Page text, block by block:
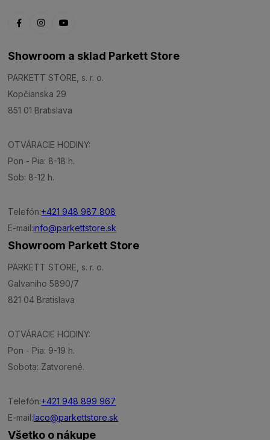
Showroom a sklad Parkett Store
PARKETT STORE, s. r. o.
Kopčianska 29
851 01 Bratislava
OTVÁRACIE HODINY:
Pon - Pia: 8-18 h.
Sob: 8-12 h.
Telefón:+421 948 987 808
E-mail:info@parkettstore.sk
Showroom Parkett Store
PARKETT STORE, s. r. o.
Galvaniho 5890/7
821 04 Bratislava
OTVÁRACIE HODINY:
Pon - Pia: 9-19 h.
Sobota: Zatvorené.
Telefón:+421 948 899 967
E-mail:laco@parkettstore.sk
Všetko o nákupe